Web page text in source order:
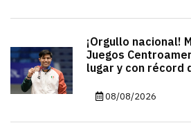
¡Orgullo nacional!
Juegos
lugar y con récord
08/08/2026